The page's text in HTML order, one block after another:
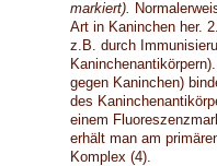
markiert).
Art in Kaninchen her.
z.B. durch
gegen Kaninchen)
des
einem
erhält man am
Komplex (4).